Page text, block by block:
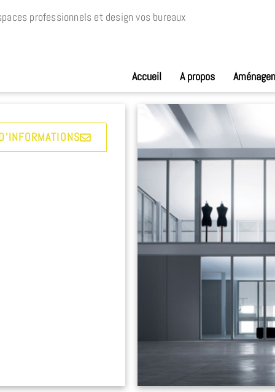
professionnels et design vos bureaux
Accueil A propos